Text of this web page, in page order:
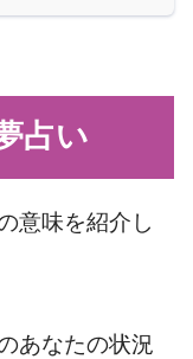
占い
意味を紹介し
あなたの状況